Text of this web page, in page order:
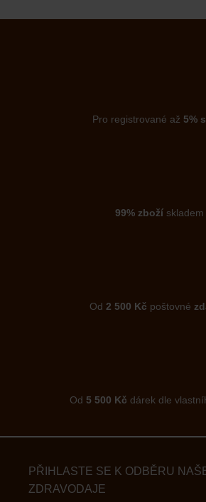
Pro registrované až 5%
99% zbožískladem
Od 2 500 Kč poštovné
Od 5 500 Kč dárek dle
PŘIHLASTE SE K ODBĚRU
ZDRAVODAJE